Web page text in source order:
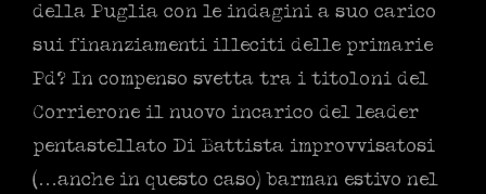
della Puglia con le indagini a suo carico
sui finanziamenti illeciti delle primarie
Pd? In compenso svetta tra i titoloni del
Corrierone il nuovo incarico del leader
pentastellato Di Battista improvvisatosi
(…anche in questo caso) barman estivo nel